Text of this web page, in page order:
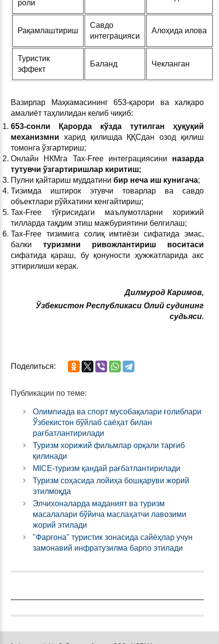
роли
Рақамлаштириш
Савдо
интеграцияси
Алоҳида илова
Туристик
эффект
Баланд Чекланган
Вазирлар Маҳкамасининг 653-қарори ва халқаро
амалиёт таҳлилидан келиб чиқиб:
653-сонли Қарорда кўзда тутилган ҳуқуқий
механизмни харид қилишда ҚҚСдан озод қилиш
томонга ўзгартириш;
Онлайн НКМга Tax-Free интеграциясини назарда
тутувчи ўзгартиришлар киритиш;
Пулни қайтариш муддатини бир неча иш кунигача;
Тизимда иштирок этувчи товарлар ва савдо
объектлари рўйхатини кенгайтириш;
Tax-Free тўғрисидаги маълумотларни хорижий
тилларда тақдим этиш мажбуриятини белгилаш;
Tax-Free тизимига солиқ имтиёзи сифатида эмас,
балкитуризмни ривожлантириш воситаси
сифатида қараш, бу қонуности ҳужжатларида акс
эттирилиши керак.
Дилмурод Каримов,
Ўзбекистон Республикаси Олий судининг
судьяси.
Поделиться:
Публикации по теме:
Олимпиада ва спорт мусобақалари ғолиблари
Ўзбекистон бўйлаб саёҳат билан
рағбатлантирилади
Туризм хорижий фильмлар орқали тарғиб
қилинади
MICE-туризм қандай рағбатлантирилади
Туризм соҳасида лойиҳа бошқаруви жорий
этилмоқда
Элчихоналарда маданият ва туризм
масалалари бўйича маслаҳатчи лавозими
жорий этилади
"Фарғона" туристик зонасида сайёҳлар учун
замонавий инфратузилма барпо этилади